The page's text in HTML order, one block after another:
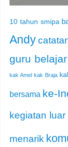
10 tahun smipa
Andy
guru belajar
kak Amel kak Braja
bersama ke-
kegiatan luar
menarik